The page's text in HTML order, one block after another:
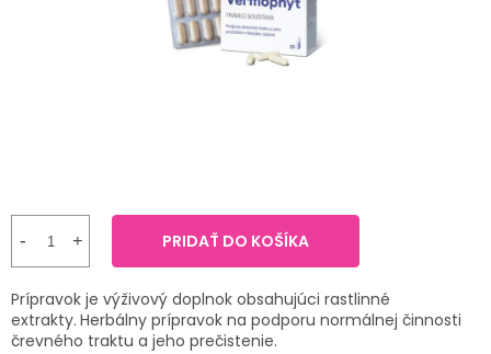
PRÍRODNÉ
LIEKY
VETERINA
hviezdičiek.
PRIDAŤ DO KOŠÍKA
Prípravok je výživový doplnok obsahujúci rastlinné
extrakty. Herbálny prípravok na podporu normálnej činnosti
črevného traktu a jeho prečistenie.